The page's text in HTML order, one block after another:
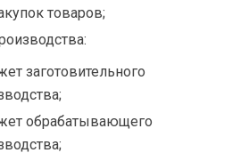
товаров;
заготовительного
обрабатывающего